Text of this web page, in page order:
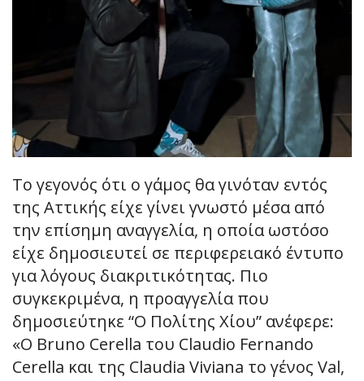
Το γεγονός ότι ο γάμος θα γινόταν εντός
της Αττικής είχε γίνει γνωστό μέσα από
την επίσημη αναγγελία, η οποία ωστόσο
είχε δημοσιευτεί σε περιφερειακό έντυπο
για λόγους διακριτικότητας. Πιο
συγκεκριμένα, η προαγγελία που
δημοσιεύτηκε “Ο Πολίτης Χίου” ανέφερε:
«Ο Bruno Cerella του Claudio Fernando
Cerella και της Claudia Viviana το γένος Val,